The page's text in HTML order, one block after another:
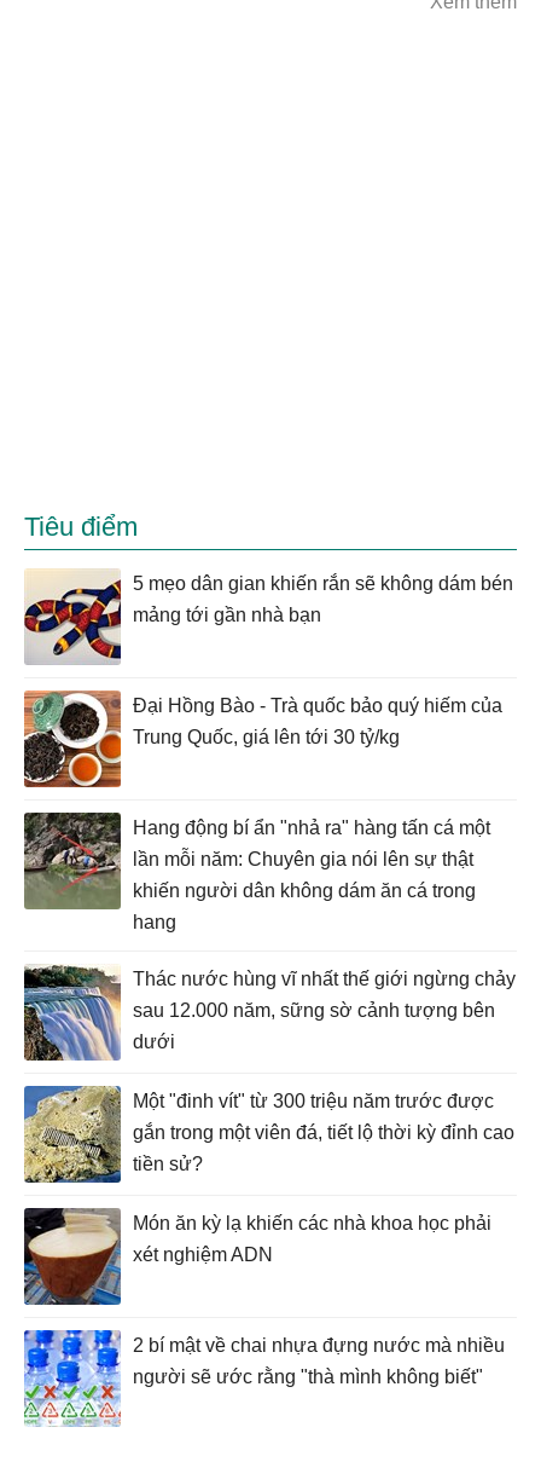
Tiêu điểm
5 mẹo dân gian khiến rắn sẽ không dám bén
mảng tới gần nhà bạn
Đại Hồng Bào - Trà quốc bảo quý hiếm của
Trung Quốc, giá lên tới 30 tỷ/kg
Hang động bí ẩn "nhả ra" hàng tấn cá một
lần mỗi năm: Chuyên gia nói lên sự thật
khiến người dân không dám ăn cá trong
hang
Thác nước hùng vĩ nhất thế giới ngừng chảy
sau 12.000 năm, sững sờ cảnh tượng bên
dưới
Một "đinh vít" từ 300 triệu năm trước được
gắn trong một viên đá, tiết lộ thời kỳ đỉnh cao
tiền sử?
Món ăn kỳ lạ khiến các nhà khoa học phải
xét nghiệm ADN
2 bí mật về chai nhựa đựng nước mà nhiều
người sẽ ước rằng "thà mình không biết"